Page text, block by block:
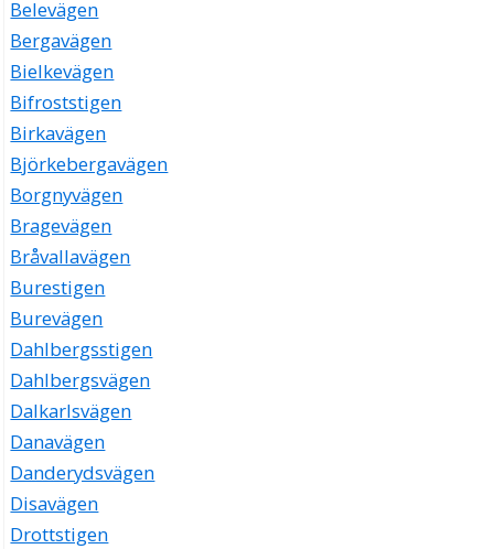
Belevägen
Bergavägen
Bielkevägen
Bifroststigen
Birkavägen
Björkebergavägen
Borgnyvägen
Bragevägen
Bråvallavägen
Burestigen
Burevägen
Dahlbergsstigen
Dahlbergsvägen
Dalkarlsvägen
Danavägen
Danderydsvägen
Disavägen
Drottstigen